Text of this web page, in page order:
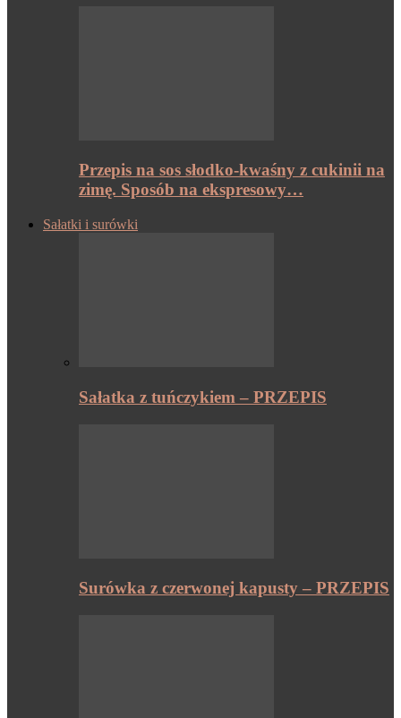
Przepis na sos słodko-kwaśny z cukinii na
zimę. Sposób na ekspresowy…
Sałatki i surówki
Sałatka z tuńczykiem – PRZEPIS
Surówka z czerwonej kapusty – PRZEPIS